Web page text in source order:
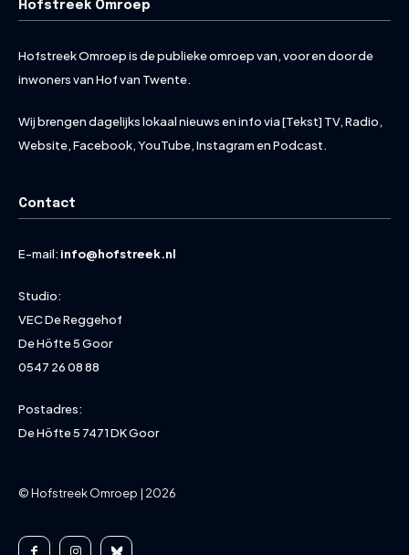
Hofstreek Omroep
Hofstreek Omroep is de publieke omroep van, voor en door de
inwoners van Hof van Twente.
Wij brengen dagelijks lokaal nieuws en info via [Tekst] TV, Radio,
Website, Facebook, YouTube, Instagram en Podcast.
Contact
E-mail: info@hofstreek.nl
Studio:
VEC De Reggehof
De Höfte 5 Goor
0547 26 08 88
Postadres:
De Höfte 5 7471 DK Goor
© Hofstreek Omroep | 2026